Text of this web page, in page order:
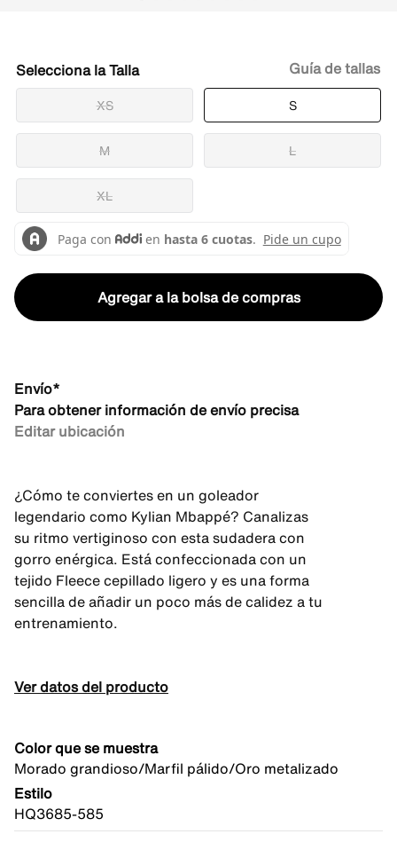
Talla
XS S
M L
XL
Guía de tallas
Agregar a la bolsa de compras
Envío*
Para obtener información de envío precisa
Editar ubicación
¿Cómo te conviertes en un goleador
legendario como Kylian Mbappé? Canalizas
su ritmo vertiginoso con esta sudadera con
gorro enérgica. Está confeccionada con un
tejido Fleece cepillado ligero y es una forma
sencilla de añadir un poco más de calidez a tu
entrenamiento.
Ver datos del producto
Color que se muestra
Morado grandioso/Marfil pálido/Oro metalizado
Estilo
HQ3685-585